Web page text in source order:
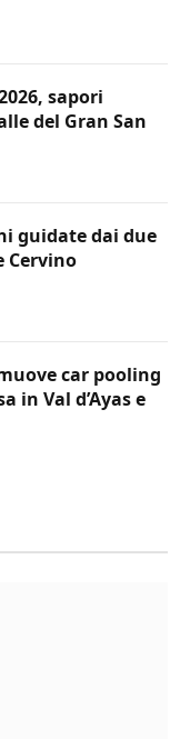
sapori
del Gran San
guidate dai due
Cervino
car pooling
in Val d’Ayas e